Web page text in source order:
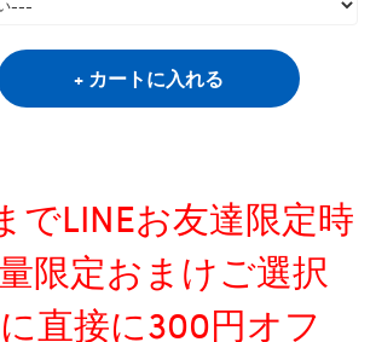
カートに入れる
でLINEお友達限定時
限定おまけご選択
直接に300円オフ